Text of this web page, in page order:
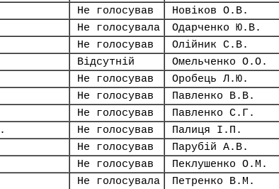
Не голосував Новіков О.В.
Не голосувала Одарченко Ю.В.
Не голосував Олійник С.В.
Відсутній Омельченко О.О.
Не голосував Оробець Л.Ю.
Не голосував Павленко В.В.
Не голосував Павленко С.Г.
Не голосував Палиця І.П.
Не голосував Парубій А.В.
Не голосував Пеклушенко О.М.
Не голосувала Петренко В.М.